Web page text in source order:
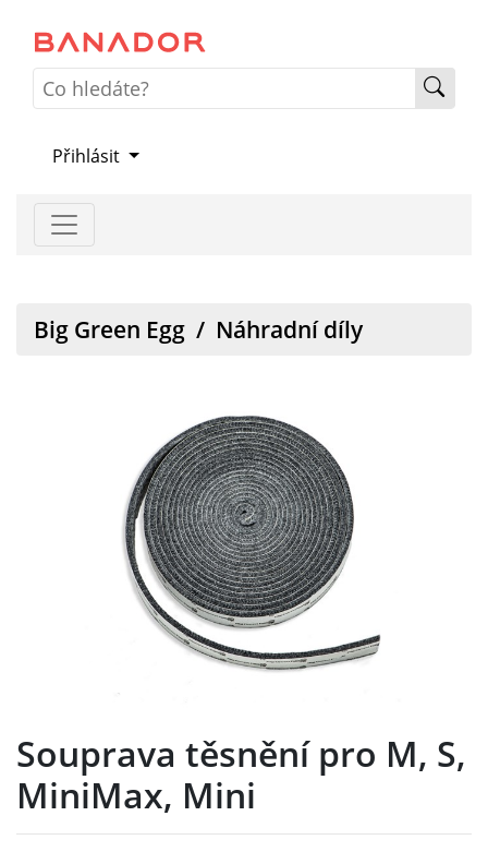
Přihlásit
Big Green Egg / Náhradní díly
Souprava těsnění pro M, S,
MiniMax, Mini